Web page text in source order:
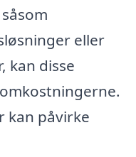
eller
kan disse
kan påvirke